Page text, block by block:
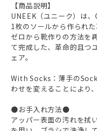
【商品説明】
UNEEK（ユニーク）は
1枚のソールから作られた
ゼロから靴作りの方法を
て完成した、革命的且つ
ェア。
With Socks：薄手の
わせを変えることにより
●お手入れ方法●
アッパー表面の汚れを拭